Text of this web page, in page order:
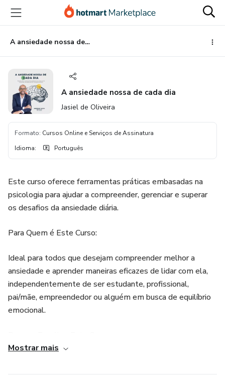
para
conteúdo
principal
para
pagamento
para
rodapé
A ansiedade nossa de cada dia
A ansiedade nossa de cada dia
Jasiel de Oliveira
Formato: Cursos Online e Serviços de Assinatura
Idioma: Português
Este curso oferece ferramentas práticas embasadas na
psicologia para ajudar a compreender, gerenciar e superar
os desafios da ansiedade diária.
Para Quem é Este Curso:
Ideal para todos que desejam compreender melhor a
ansiedade e aprender maneiras eficazes de lidar com ela,
independentemente de ser estudante, profissional,
pai/mãe, empreendedor ou alguém em busca de equilíbrio
emocional.
especialista experiente em psicologia.
Mostrar mais